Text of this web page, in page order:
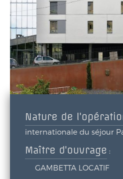
Nature de
internationale du séjour
Maître d'ouvrage :
GAMBETTA LOCATIF